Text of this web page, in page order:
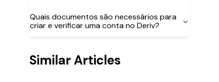
Quais documentos são necessários para
criar e verificar uma conta no Deriv?
Similar Articles